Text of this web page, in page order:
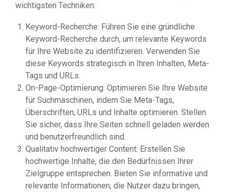
wichtigsten Techniken:
Keyword-Recherche: Führen Sie eine gründliche
Keyword-Recherche durch, um relevante Keywords
für Ihre Website zu identifizieren. Verwenden Sie
diese Keywords strategisch in Ihren Inhalten, Meta-
Tags und URLs.
On-Page-Optimierung: Optimieren Sie Ihre Website
für Suchmaschinen, indem Sie Meta-Tags,
Überschriften, URLs und Inhalte optimieren. Stellen
Sie sicher, dass Ihre Seiten schnell geladen werden
und benutzerfreundlich sind.
Qualitativ hochwertiger Content: Erstellen Sie
hochwertige Inhalte, die den Bedürfnissen Ihrer
Zielgruppe entsprechen. Bieten Sie informative und
relevante Informationen, die Nutzer dazu bringen,